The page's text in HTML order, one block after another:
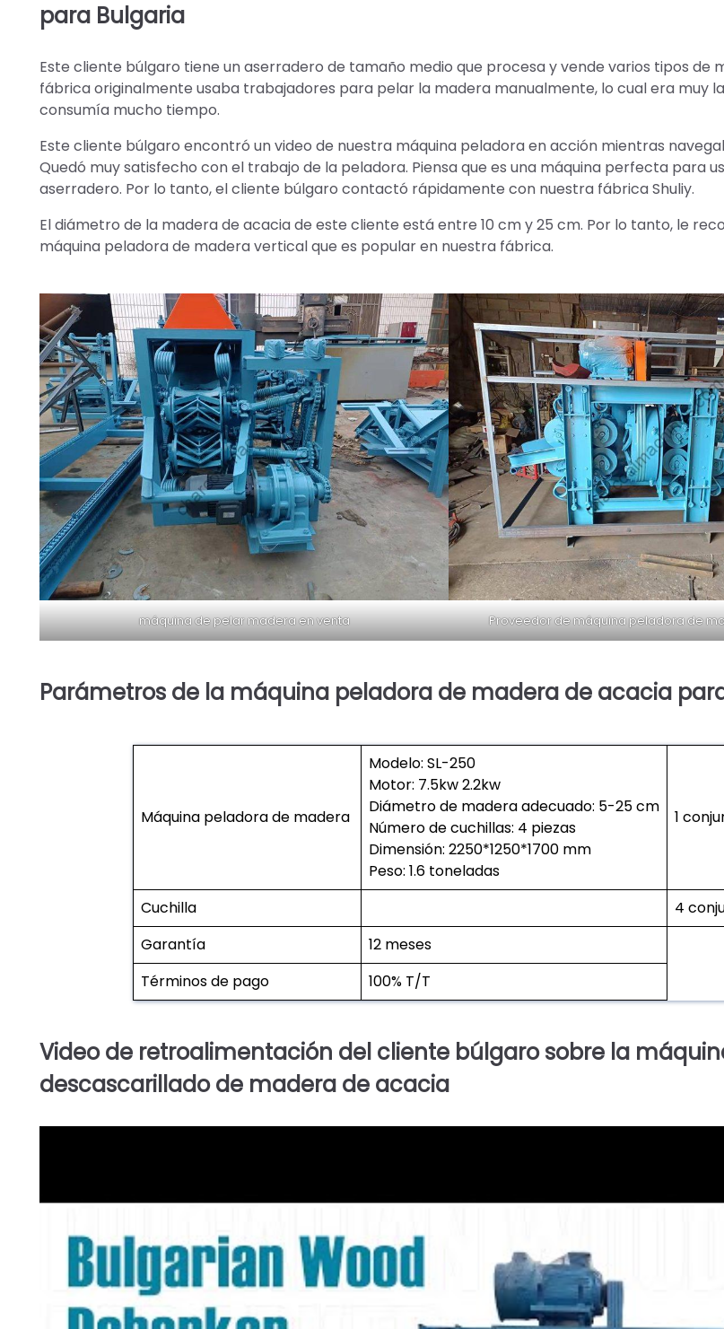
para Bulgaria
Este cliente búlgaro tiene un aserradero de tamaño medio que procesa y vende varios tipos de
fábrica originalmente usaba trabajadores para pelar la madera manualmente, lo cual era muy
consumía mucho tiempo.
Este cliente búlgaro encontró un video de nuestra máquina peladora en acción mientras
Quedó muy satisfecho con el trabajo de la peladora. Piensa que es una máquina perfecta para
aserradero. Por lo tanto, el cliente búlgaro contactó rápidamente con nuestra fábrica Shuliy.
El diámetro de la madera de acacia de este cliente está entre 10 cm y 25 cm. Por lo tanto, le
máquina peladora de madera vertical que es popular en nuestra fábrica.
máquina de pelar madera en venta Proveedor de máquina peladora de
Parámetros de la máquina peladora de madera de acacia
Máquina peladora de madera
Modelo: SL-250
Motor: 7.5kw 2.2kw
Diámetro de madera adecuado: 5-25 cm
Número de cuchillas: 4 piezas
Dimensión: 2250*1250*1700 mm
Peso: 1.6 toneladas
1
Cuchilla
4
Garantía
12 meses
Términos de pago
100% T/T
Video de retroalimentación del cliente búlgaro sobre la
descascarillado de madera de acacia